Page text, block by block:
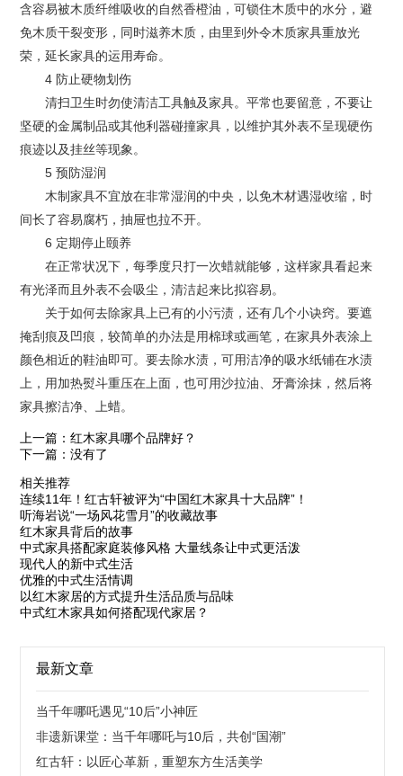
含容易被木质纤维吸收的自然香橙油，可锁住木质中的水分，避
免木质干裂变形，同时滋养木质，由里到外令木质家具重放光
荣，延长家具的运用寿命。
4 防止硬物划伤
清扫卫生时勿使清洁工具触及家具。平常也要留意，不要让
坚硬的金属制品或其他利器碰撞家具，以维护其外表不呈现硬伤
痕迹以及挂丝等现象。
5 预防湿润
木制家具不宜放在非常湿润的中央，以免木材遇湿收缩，时
间长了容易腐朽，抽屉也拉不开。
6 定期停止颐养
在正常状况下，每季度只打一次蜡就能够，这样家具看起来
有光泽而且外表不会吸尘，清洁起来比拟容易。
关于如何去除家具上已有的小污渍，还有几个小诀窍。要遮
掩刮痕及凹痕，较简单的办法是用棉球或画笔，在家具外表涂上
颜色相近的鞋油即可。要去除水渍，可用洁净的吸水纸铺在水渍
上，用加热熨斗重压在上面，也可用沙拉油、牙膏涂抹，然后将
家具擦洁净、上蜡。
上一篇：红木家具哪个品牌好？
下一篇：没有了
相关推荐
连续11年！红古轩被评为“中国红木家具十大品牌”！
听海岩说“一场风花雪月”的收藏故事
红木家具背后的故事
中式家具搭配家庭装修风格 大量线条让中式更活泼
现代人的新中式生活
优雅的中式生活情调
以红木家居的方式提升生活品质与品味
中式红木家具如何搭配现代家居？
最新文章
当千年哪吒遇见“10后”小神匠
非遗新课堂：当千年哪吒与10后，共创“国潮”
红古轩：以匠心革新，重塑东方生活美学